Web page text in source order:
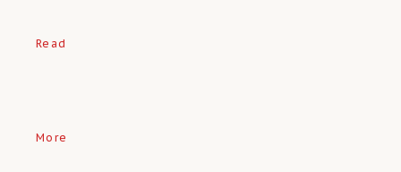
Read
More